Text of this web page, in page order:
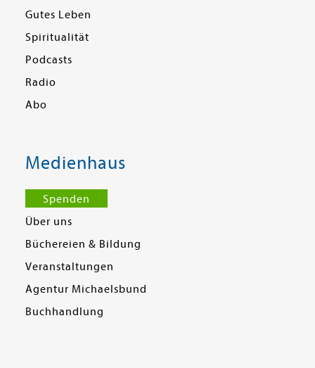
Gutes Leben
Spiritualität
Podcasts
Radio
Abo
Medienhaus
Spenden
Über uns
Büchereien & Bildung
Veranstaltungen
Agentur Michaelsbund
Buchhandlung